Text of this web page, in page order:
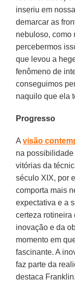
inseriu em
demarcar as
nebuloso, como
percebermos
que levou a
fenômeno de
conseguimos
naquilo que ela
Progresso
Avisão
na
vitórias da
século XIX, por
comporta mais
expectativa e a
certeza rotineira
inovação e da
momento em
fascinante. A
faz parte da
destaca Franklin.